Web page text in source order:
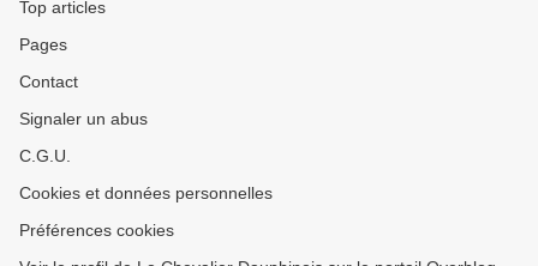
Top articles
Pages
Contact
Signaler un abus
C.G.U.
Cookies et données personnelles
Préférences cookies